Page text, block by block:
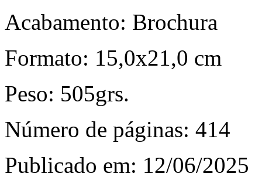
Acabamento: Brochura
Formato: 15,0x21,0 cm
Peso: 505grs.
Número de páginas: 414
Publicado em: 12/06/2025